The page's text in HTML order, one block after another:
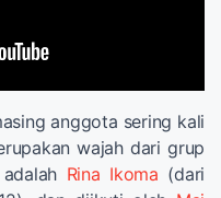
anggota sering kali
wajah dari grup
Rina Ikoma (dari